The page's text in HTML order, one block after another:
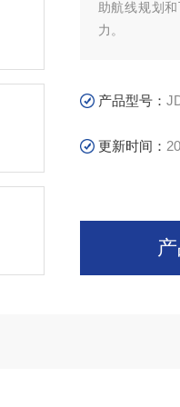
助航线规划
力。
产品型号：
更新时间：